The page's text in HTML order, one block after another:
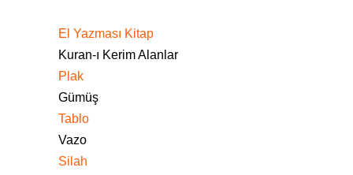
El Yazması Kitap
Kuran-ı Kerim Alanlar
Plak
Gümüş
Tablo
Vazo
Silah